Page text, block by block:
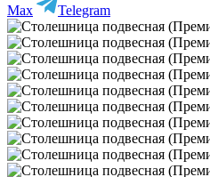
Max Telegram